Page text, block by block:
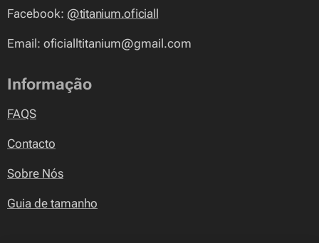
Facebook: @titanium.oficiall
Email: oficialltitanium@gmail.com
Informação
FAQS
Contacto
Sobre Nós
Guia de tamanho